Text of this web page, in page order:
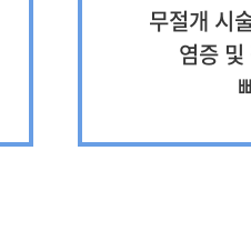
무절개 시
염증 및